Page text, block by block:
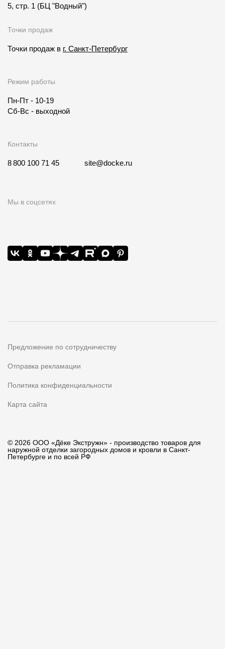
5, стр. 1 (БЦ "Водный")
Точки продаж
Точки продаж в г. Санкт-Петербург
Режим работы
Пн-Пт - 10-19
Сб-Вс - выходной
Контакты
8 800 100 71 45 site@docke.ru
Мы в соцсетях
Предложение по сотрудничеству
Отправка рекламации
Политика конфиденциальности
Карта сайта
© 2026 ООО «Дёке Экстружн» - производство товаров для
наружной отделки загородных домов и кровли в Санкт-
Петербурге и по всей РФ